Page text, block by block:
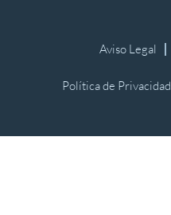
Aviso Legal
Política de Privacidad